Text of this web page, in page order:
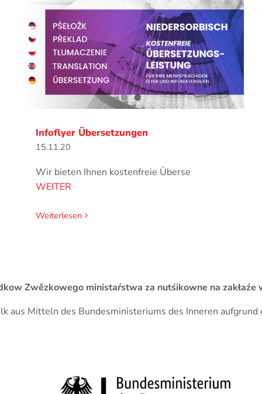
Infoflyer Übersetzungen
15.11.20
Wir bieten Ihnen kostenfreie Überse
WEITER
Weiterlesen
Zwězkowego ministaŕstwa za nutśikowne na
aus Mitteln des Bundesministeriums des Inneren